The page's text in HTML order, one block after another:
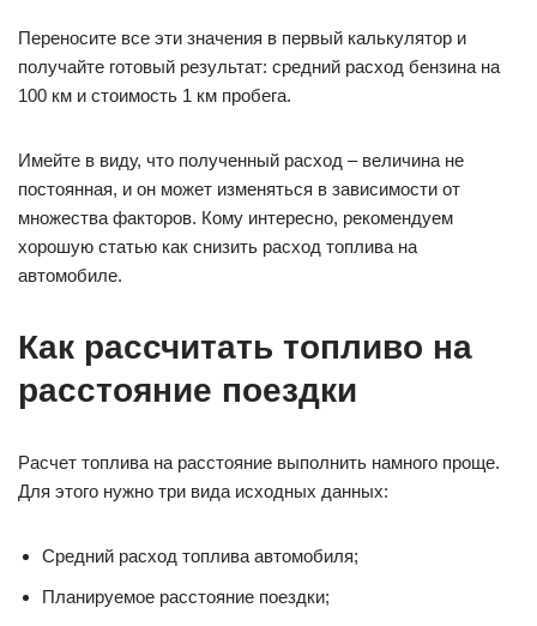
Переносите все эти значения в первый калькулятор и
получайте готовый результат: средний расход бензина на
100 км и стоимость 1 км пробега.
Имейте в виду, что полученный расход – величина не
постоянная, и он может изменяться в зависимости от
множества факторов. Кому интересно, рекомендуем
хорошую статью как снизить расход топлива на
автомобиле.
Как рассчитать топливо на
расстояние поездки
Расчет топлива на расстояние выполнить намного проще.
Для этого нужно три вида исходных данных:
Средний расход топлива автомобиля;
Планируемое расстояние поездки;